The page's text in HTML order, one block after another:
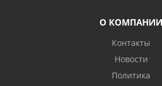
О КОМПАНИИ
Контакты
Новости
Политика